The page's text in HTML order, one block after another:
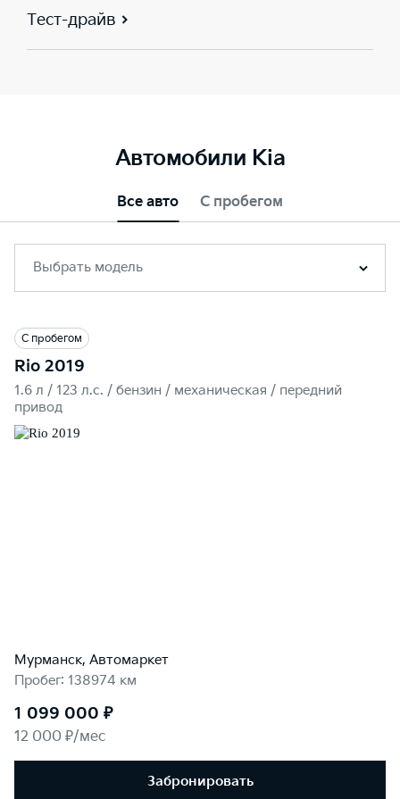
Тест-драйв
Автомобили Kia
Все авто С пробегом
Выбрать модель
С пробегом
Rio 2019
1.6 л / 123 л.c. / бензин / механическая / передний
привод
Мурманск, Автомаркет
Пробег: 138974 км
1 099 000 ₽
12 000 ₽/мес
Забронировать